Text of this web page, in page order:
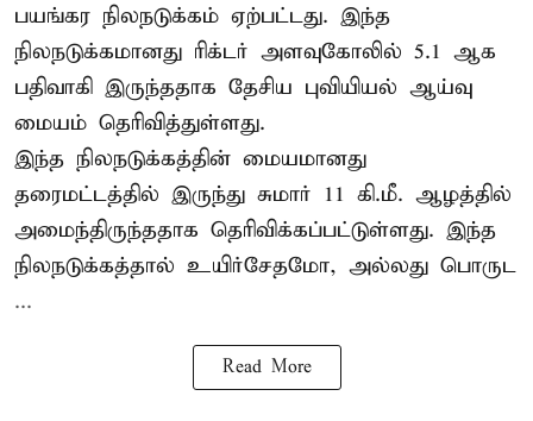
பயங்கர நிலநடுக்கம் ஏற்பட்டது. இந்த
நிலநடுக்கமானது ரிக்டர் அளவுகோலில் 5.1 ஆக
பதிவாகி இருந்ததாக தேசிய புவியியல் ஆய்வு
மையம் தெரிவித்துள்ளது.
இந்த நிலநடுக்கத்தின் மையமானது
தரைமட்டத்தில் இருந்து சுமார் 11 கி.மீ. ஆழத்தில்
அமைந்திருந்ததாக தெரிவிக்கப்பட்டுள்ளது. இந்த
நிலநடுக்கத்தால் உயிர்சேதமோ, அல்லது பொருட
...
Read More